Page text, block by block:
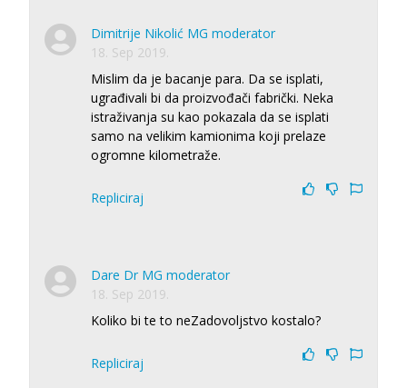
Dimitrije Nikolić MG moderator
18. Sep 2019.
Mislim da je bacanje para. Da se isplati,
ugrađivali bi da proizvođači fabrički. Neka
istraživanja su kao pokazala da se isplati
samo na velikim kamionima koji prelaze
ogromne kilometraže.
Repliciraj
Dare Dr MG moderator
18. Sep 2019.
Koliko bi te to neZadovoljstvo kostalo?
Repliciraj